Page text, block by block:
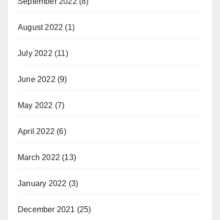
August 2022 (1)
July 2022 (11)
June 2022 (9)
May 2022 (7)
April 2022 (6)
March 2022 (13)
January 2022 (3)
December 2021 (25)